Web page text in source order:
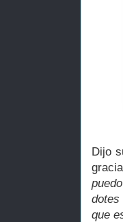
Dijo
que